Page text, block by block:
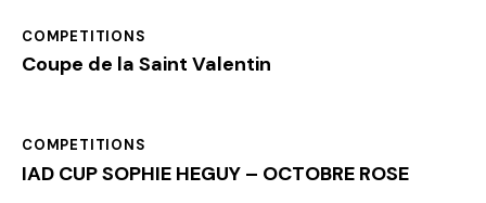
COMPETITIONS
Coupe de la Saint Valentin
COMPETITIONS
IAD CUP SOPHIE HEGUY – OCTOBRE ROSE